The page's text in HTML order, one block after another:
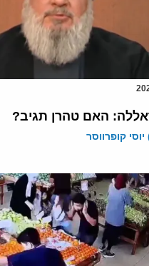
האם טהרן תגיב?
קופרווסר